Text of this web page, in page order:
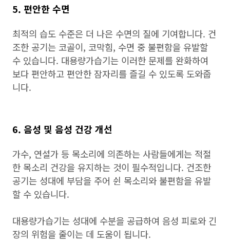
5. 편안한 수면
최적의 습도 수준은 더 나은 수면의 질에 기여합니다. 건
조한 공기는 코골이, 코막힘, 수면 중 불편함을 유발할
수 있습니다. 대용량가습기는 이러한 문제를 완화하여
보다 편안하고 편안한 잠자리를 즐길 수 있도록 도와줍
니다.
6. 음성 및 음성 건강 개선
가수, 연설가 등 목소리에 의존하는 사람들에게는 적절
한 목소리 건강을 유지하는 것이 필수적입니다. 건조한
공기는 성대에 부담을 주어 쉰 목소리와 불편함을 유발
할 수 있습니다.
대용량가습기는 성대에 수분을 공급하여 음성 피로와 긴
장의 위험을 줄이는 데 도움이 됩니다.